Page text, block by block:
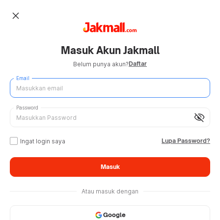
close
Masuk Akun Jakmall
Belum punya akun?Daftar
Email
visibility_off
Password
Ingat login saya Lupa Password?
Masuk
Atau masuk dengan
Google